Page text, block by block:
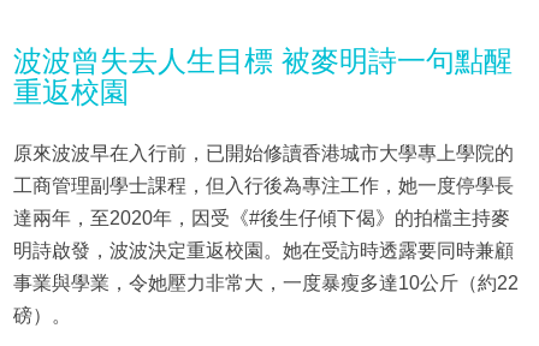
波波曾失去人生目標 被麥明詩一句點醒
重返校園
原來波波早在入行前，已開始修讀香港城市大學專上學院的
工商管理副學士課程，但入行後為專注工作，她一度停學長
達兩年，至2020年，因受《#後生仔傾下偈》的拍檔主持麥
明詩啟發，波波決定重返校園。她在受訪時透露要同時兼顧
事業與學業，令她壓力非常大，一度暴瘦多達10公斤（約22
磅）。